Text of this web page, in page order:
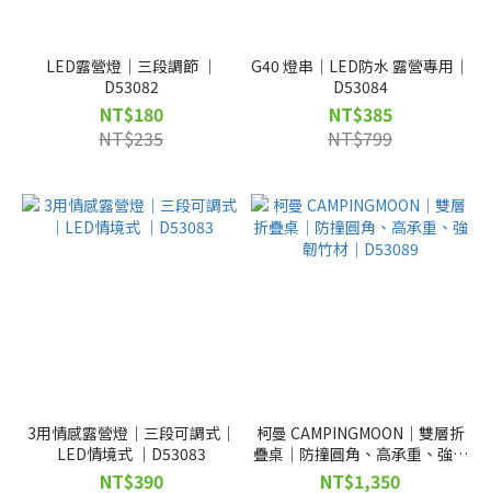
LED露營燈｜三段調節 ｜
D53082
NT$180
NT$235
G40 燈串｜LED防水 露營專用｜
D53084
NT$385
NT$799
3用情感露營燈｜三段可調式｜
LED情境式 ｜D53083
NT$390
柯曼 CAMPINGMOON｜雙層折
疊桌｜防撞圓角、高承重、強韌
竹材｜D53089
NT$1,350